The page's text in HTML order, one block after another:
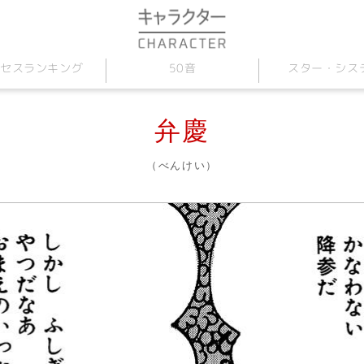
ス ランキング 50音 スター ・ シス
弁慶
（べんけい）